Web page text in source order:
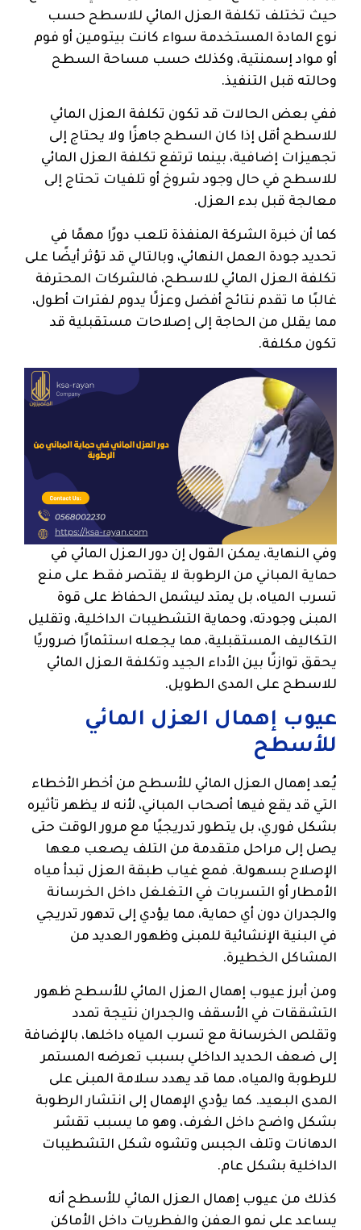
حيث تختلف تكلفة العزل المائي للاسطح حسب
نوع المادة المستخدمة سواء كانت بيتومين أو فوم
أو مواد إسمنتية، وكذلك حسب مساحة السطح
وحالته قبل التنفيذ.
ففي بعض الحالات قد تكون تكلفة العزل المائي
للاسطح أقل إذا كان السطح جاهزًا ولا يحتاج إلى
تجهيزات إضافية، بينما ترتفع تكلفة العزل المائي
للاسطح في حال وجود شروخ أو تلفيات تحتاج إلى
معالجة قبل بدء العزل.
كما أن خبرة الشركة المنفذة تلعب دورًا مهمًا في
تحديد جودة العمل النهائي، وبالتالي قد تؤثر أيضًا على
تكلفة العزل المائي للاسطح، فالشركات المحترفة
غالبًا ما تقدم نتائج أفضل وعزلًا يدوم لفترات أطول،
مما يقلل من الحاجة إلى إصلاحات مستقبلية قد
تكون مكلفة.
وفي النهاية، يمكن القول إن دور العزل المائي في
حماية المباني من الرطوبة لا يقتصر فقط على منع
تسرب المياه، بل يمتد ليشمل الحفاظ على قوة
المبنى وجودته، وحماية التشطيبات الداخلية، وتقليل
التكاليف المستقبلية، مما يجعله استثمارًا ضروريًا
يحقق توازنًا بين الأداء الجيد وتكلفة العزل المائي
للاسطح على المدى الطويل.
عيوب إهمال العزل المائي
للأسطح
يُعد إهمال العزل المائي للأسطح من أخطر الأخطاء
التي قد يقع فيها أصحاب المباني، لأنه لا يظهر تأثيره
بشكل فوري، بل يتطور تدريجيًا مع مرور الوقت حتى
يصل إلى مراحل متقدمة من التلف يصعب معها
الإصلاح بسهولة. فمع غياب طبقة العزل تبدأ مياه
الأمطار أو التسربات في التغلغل داخل الخرسانة
والجدران دون أي حماية، مما يؤدي إلى تدهور تدريجي
في البنية الإنشائية للمبنى وظهور العديد من
المشاكل الخطيرة.
ومن أبرز عيوب إهمال العزل المائي للأسطح ظهور
التشققات في الأسقف والجدران نتيجة تمدد
وتقلص الخرسانة مع تسرب المياه داخلها، بالإضافة
إلى ضعف الحديد الداخلي بسبب تعرضه المستمر
للرطوبة والمياه، مما قد يهدد سلامة المبنى على
المدى البعيد. كما يؤدي الإهمال إلى انتشار الرطوبة
بشكل واضح داخل الغرف، وهو ما يسبب تقشر
الدهانات وتلف الجبس وتشوه شكل التشطيبات
الداخلية بشكل عام.
كذلك من عيوب إهمال العزل المائي للأسطح أنه
يساعد على نمو العفن والفطريات داخل الأماكن